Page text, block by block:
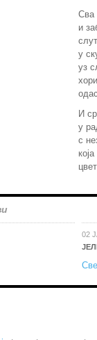
Сва
и
у
уз
И
у
с
02